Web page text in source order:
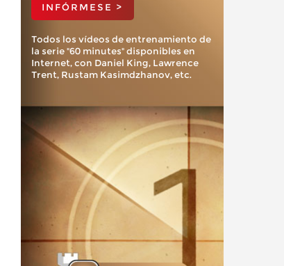
INFÓRMESE >
Todos los vídeos de entrenamiento de
la serie "60 minutes" disponibles en
Internet, con Daniel King, Lawrence
Trent, Rustam Kasimdzhanov, etc.